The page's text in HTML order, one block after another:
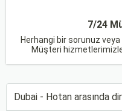
7/24
Herhangi bir sorunuz veya
Müşteri
Dubai - Hotan arasında